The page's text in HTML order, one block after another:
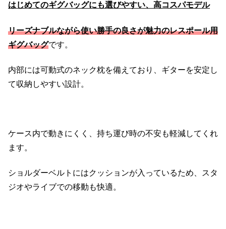
はじめてのギグバッグにも選びやすい、高コスパモデル
リーズナブルながら使い勝手の良さが魅力のレスポール用
ギグバッグです。
内部には可動式のネック枕を備えており、ギターを安定し
て収納しやすい設計。
ケース内で動きにくく、持ち運び時の不安も軽減してくれ
ます。
ショルダーベルトにはクッションが入っているため、スタ
ジオやライブでの移動も快適。